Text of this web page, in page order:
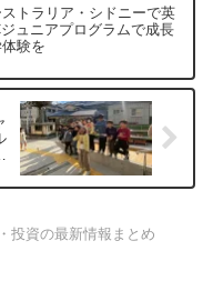
トラリア・シドニーで英
ュニアプログラムで成長
験を
投資の最新情報まとめ